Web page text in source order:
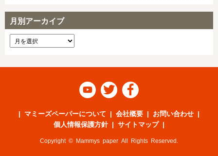
月別アーカイブ
  
マミーズペーパーについて 会社概要
お問い合わせ
個人情報保護方針
サイトマップ
Copyright © Mammys paper All Rights Reserved.